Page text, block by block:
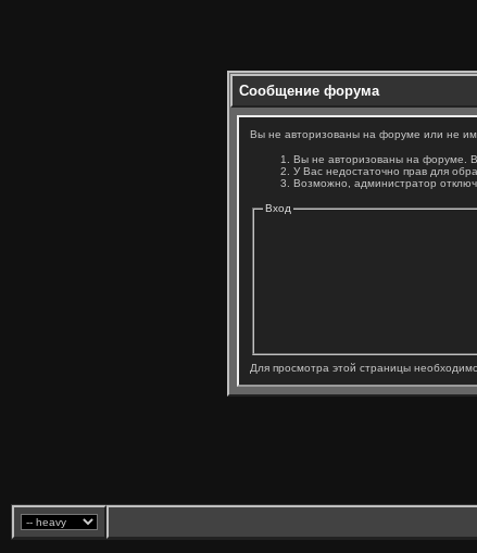
Сообщение форума
Вы не авторизованы на форуме или не
Вы не авторизованы на форуме.
У Вас недостаточно прав для
Возможно, администратор
Вход
Для просмотра этой страницы необходимо